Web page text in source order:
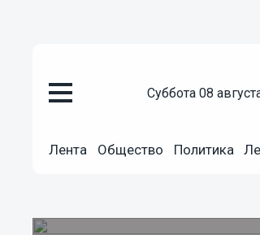
суббота 08
Лента Общество Политика
Нижегородские